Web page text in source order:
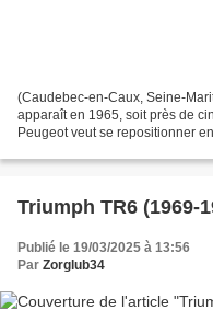
(Caudebec-en-Caux, Seine-
apparaît en 1965, soit près de
Peugeot veut se repositionner
Triumph TR6 (1969-
Publié le 19/03/2025 à 13:56
Par Zorglub34